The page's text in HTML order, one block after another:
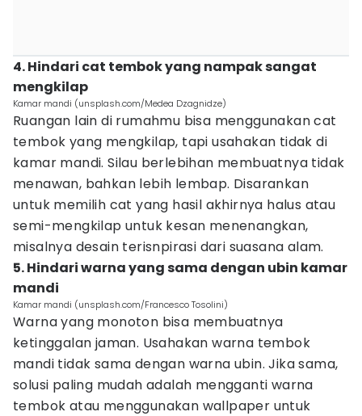
4. Hindari cat tembok yang nampak sangat
mengkilap
Kamar mandi (unsplash.com/Medea Dzagnidze)
Ruangan lain di rumahmu bisa menggunakan cat
tembok yang mengkilap, tapi usahakan tidak di
kamar mandi. Silau berlebihan membuatnya tidak
menawan, bahkan lebih lembap. Disarankan
untuk memilih cat yang hasil akhirnya halus atau
semi-mengkilap untuk kesan menenangkan,
misalnya desain terisnpirasi dari suasana alam.
5. Hindari warna yang sama dengan ubin kamar
mandi
Kamar mandi (unsplash.com/Francesco Tosolini)
Warna yang monoton bisa membuatnya
ketinggalan jaman. Usahakan warna tembok
mandi tidak sama dengan warna ubin. Jika sama,
solusi paling mudah adalah mengganti warna
tembok atau menggunakan wallpaper untuk